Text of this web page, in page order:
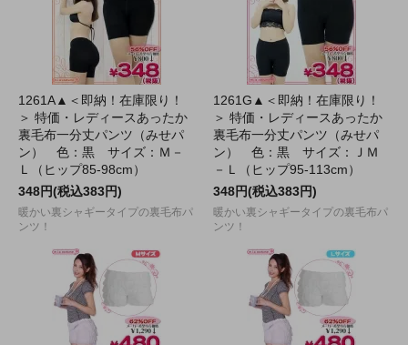
1261A▲＜即納！在庫限り！
＞ 特価・レディースあったか
裏毛布一分丈パンツ（みせパ
ン） 色：黒 サイズ：Ｍ－
Ｌ（ヒップ85-98cm）
348円(税込383円)
暖かい裏シャギータイプの裏毛布パ
ンツ！
1261G▲＜即納！在庫限り！
＞ 特価・レディースあったか
裏毛布一分丈パンツ（みせパ
ン） 色：黒 サイズ：ＪＭ
－Ｌ（ヒップ95-113cm）
348円(税込383円)
暖かい裏シャギータイプの裏毛布パ
ンツ！